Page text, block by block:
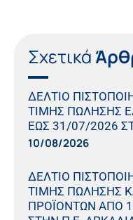
Σχετικά
ΔΕΛΤΙΟ
ΤΙΜΗΣ ΠΩΛΗΣΗΣ
ΕΩΣ 31/07/2026
10/08/2026
ΔΕΛΤΙΟ
ΤΙΜΗΣ ΠΩΛΗΣΗΣ
ΠΡΟΪΟΝΤΩΝ ΑΠΟ